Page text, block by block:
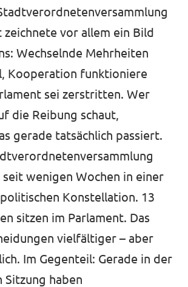
zeichnete vor allem ein Bild
Wechselnde Mehrheiten
Kooperation funktioniere
sei zerstritten. Wer
die Reibung schaut,
gerade tatsächlich passiert.
wenigen Wochen in einer
Konstellation. 13
sitzen im Parlament. Das
vielfältiger – aber
Im Gegenteil: Gerade in der
Sitzung haben